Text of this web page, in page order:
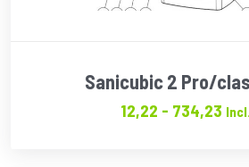
Sanicubic 2 Pro/
12,22 - 734,23